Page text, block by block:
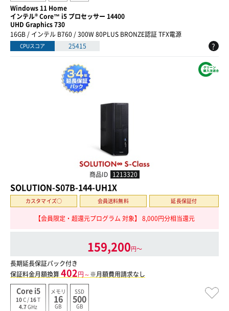
Windows 11 Home
インテル® Core™ i5 プロセッサー 14400
UHD Graphics 730
16GB / インテル B760 / 300W 80PLUS BRONZE認証 TFX電源
CPUスコア 25415 ?
商品ID 1213320
SOLUTION-S07B-144-UH1X
カスタマイズ○ 会員送料無料 延長保証付
【会員限定・超還元プログラム 対象】 8,000円分相当還元
159,200円〜
長期延長保証パック付き
保証料金月額換算402円～※月額費用請求なし
Core i5
10C / 16T
4.7GHz
メモリ
16
GB
SSD
500
GB